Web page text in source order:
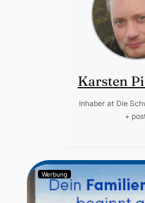
Karsten
Inhaber at Die
+
Werbung